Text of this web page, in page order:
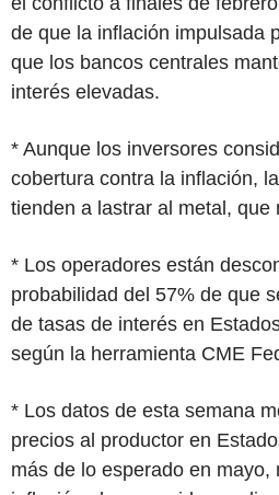
de que la inflación impulsada
que los bancos centrales
interés elevadas.
* Aunque los inversores
cobertura contra la inflación,
tienden a lastrar al metal, que
* Los operadores están
probabilidad del 57% de que
de tasas de interés en
según la herramienta CME
* Los datos de esta semana
precios al productor en
más de lo esperado en mayo,